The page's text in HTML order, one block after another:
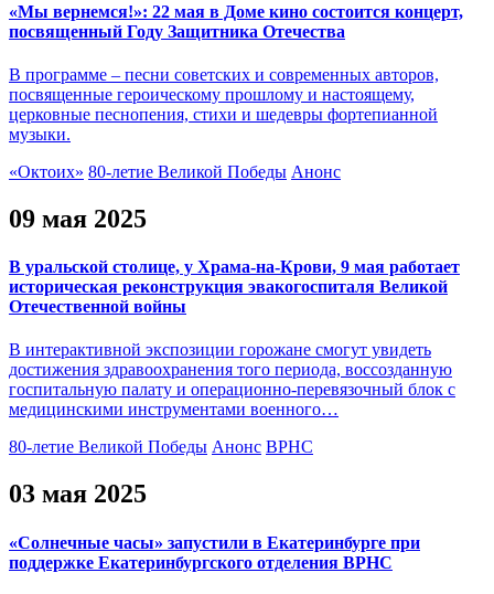
«Мы вернемся!»: 22 мая в Доме кино состоится концерт,
посвященный Году Защитника Отечества
В программе – песни советских и современных авторов,
посвященные героическому прошлому и настоящему,
церковные песнопения, стихи и шедевры фортепианной
музыки.
«Октоих» 80-летие Великой Победы Анонс
09 мая 2025
В уральской столице, у Храма-на-Крови, 9 мая работает
историческая реконструкция эвакогоспиталя Великой
Отечественной войны
В интерактивной экспозиции горожане смогут увидеть
достижения здравоохранения того периода, воссозданную
госпитальную палату и операционно-перевязочный блок с
медицинскими инструментами военного…
80-летие Великой Победы Анонс ВРНС
03 мая 2025
«Солнечные часы» запустили в Екатеринбурге при
поддержке Екатеринбургского отделения ВРНС